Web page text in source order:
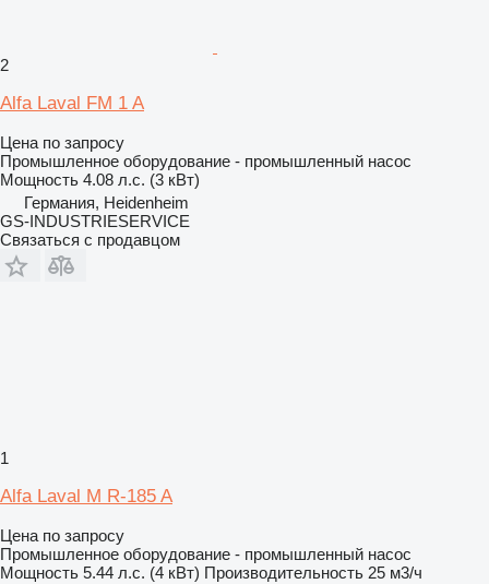
2
Alfa Laval FM 1 A
Цена по запросу
Промышленное оборудование - промышленный насос
Мощность 4.08 л.с. (3 кВт)
Германия, Heidenheim
GS-INDUSTRIESERVICE
Связаться с продавцом
1
Alfa Laval M R-185 A
Цена по запросу
Промышленное оборудование - промышленный насос
Мощность 5.44 л.с. (4 кВт) Производительность 25 м3/ч